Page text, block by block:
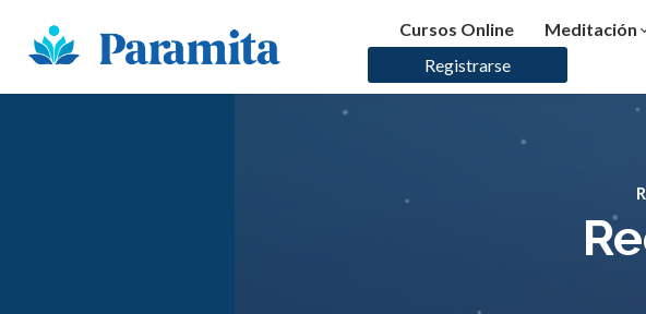
Cursos Online Meditación
Registrarse